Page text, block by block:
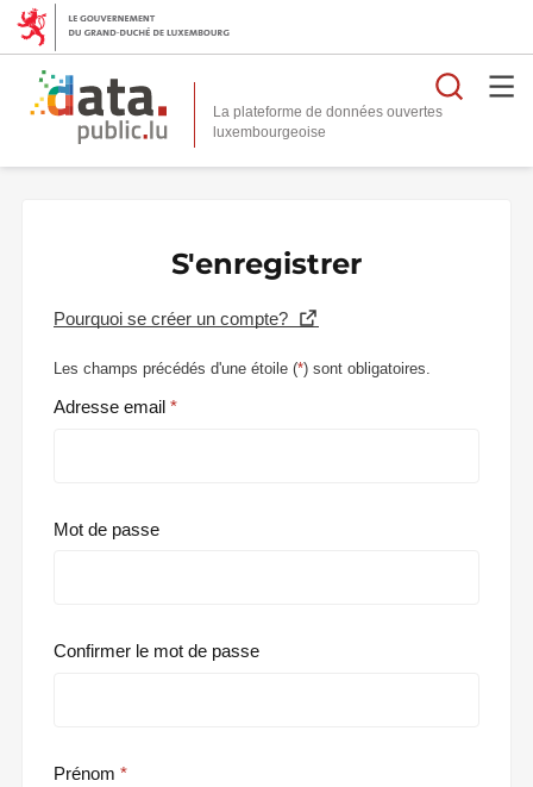
La plateforme de données ouvertes
S'enregistrer
Pourquoi se créer un compte?
Les champs précédés d'une étoile (*) sont obligatoires.
Adresse email
Mot de passe
Confirmer le mot de passe
Prénom